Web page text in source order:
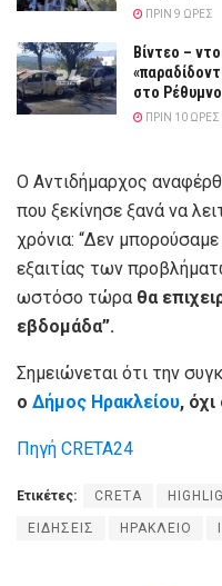
ΠΡΙΝ 9 ΏΡΕΣ
Βίντεο –
στο Ρέθυμνο
ΠΡΙΝ 10 ΏΡΕΣ
Ο Αντιδήμαρχος
που ξεκίνησε ξανά να
χρόνια: “Δεν
εξαιτίας των
ωστόσο τώρα θα
εβδομάδα”.
Σημειώνεται ότι την
ο Δήμος Ηρακλείου,
Πηγή CRETA24
Ετικέτες: CRETA
ΕΙΔΗΣΕΙΣ ΗΡΑΚΛΕΙΟ